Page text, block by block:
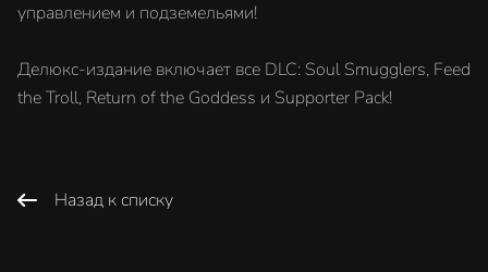
управлением и подземельями!
Делюкс-издание включает все DLC: Soul Smugglers, Feed
the Troll, Return of the Goddess и Supporter Pack!
Назад к списку